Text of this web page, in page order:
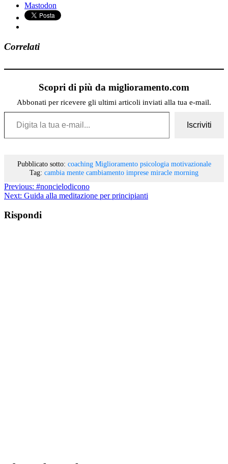
Mastodon
Correlati
Scopri di più da miglioramento.com
Abbonati per ricevere gli ultimi articoli inviati alla tua e-mail.
Digita la tua e-mail...
Iscriviti
Pubblicato sotto: coaching Miglioramento psicologia motivazionale
Tag: cambia mente cambiamento imprese miracle morning
Previous: #noncielodicono
Next: Guida alla meditazione per principianti
Rispondi